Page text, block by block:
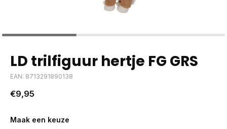
LD trilfiguur hertje FG GRS
EAN: 8713291890138
€9,95
Maak een keuze